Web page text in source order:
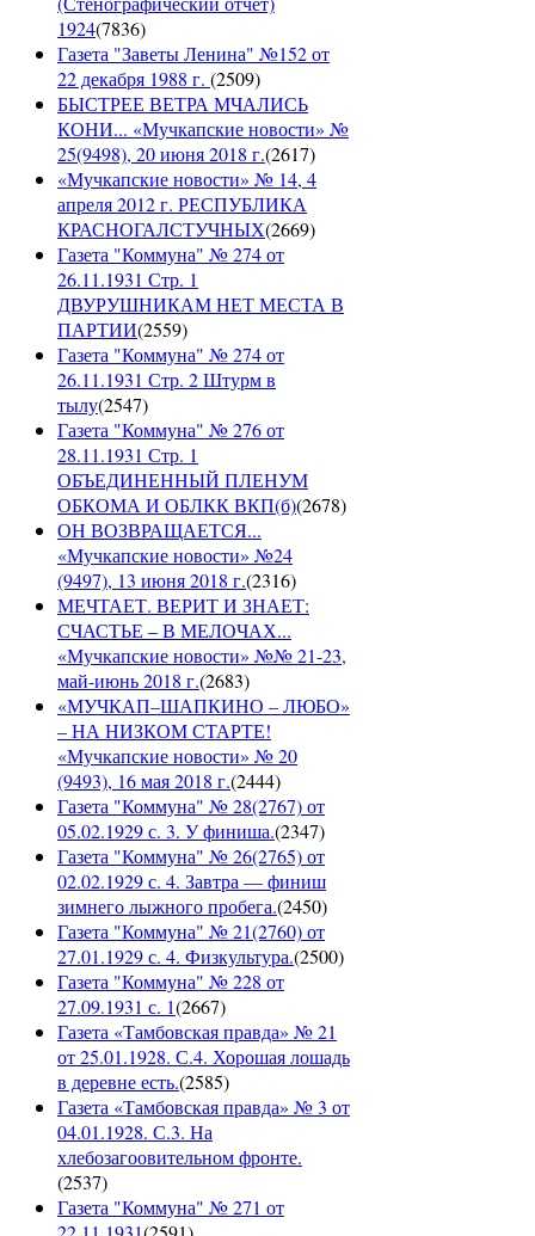
1924(7836)
Газета "Заветы Ленина" №152 от
22 декабря 1988 г. (2509)
БЫСТРЕЕ ВЕТРА МЧАЛИСЬ
КОНИ... «Мучкапские новости» №
25(9498), 20 июня 2018 г.(2617)
«Мучкапские новости» № 14, 4
апреля 2012 г. РЕСПУБЛИКА
КРАСНОГАЛСТУЧНЫХ(2669)
Газета "Коммуна" № 274 от
26.11.1931 Стр. 1
ДВУРУШНИКАМ НЕТ МЕСТА В
ПАРТИИ(2559)
Газета "Коммуна" № 274 от
26.11.1931 Стр. 2 Штурм в
тылу(2547)
Газета "Коммуна" № 276 от
28.11.1931 Стр. 1
ОБЪЕДИНЕННЫЙ ПЛЕНУМ
ОБКОМА И ОБЛКК ВКП(б)(2678)
ОН ВОЗВРАЩАЕТСЯ...
«Мучкапские новости» №24
(9497), 13 июня 2018 г.(2316)
МЕЧТАЕТ. ВЕРИТ И ЗНАЕТ:
СЧАСТЬЕ – В МЕЛОЧАХ...
«Мучкапские новости» №№ 21-23,
май-июнь 2018 г.(2683)
«МУЧКАП–ШАПКИНО – ЛЮБО»
– НА НИЗКОМ СТАРТЕ!
«Мучкапские новости» № 20
(9493), 16 мая 2018 г.(2444)
Газета "Коммуна" № 28(2767) от
05.02.1929 с. 3. У финиша.(2347)
Газета "Коммуна" № 26(2765) от
02.02.1929 с. 4. Завтра — финиш
зимнего лыжного пробега.(2450)
Газета "Коммуна" № 21(2760) от
27.01.1929 с. 4. Физкультура.(2500)
Газета "Коммуна" № 228 от
27.09.1931 с. 1(2667)
Газета «Тамбовская правда» № 21
от 25.01.1928. С.4. Хорошая лошадь
в деревне есть.(2585)
Газета «Тамбовская правда» № 3 от
04.01.1928. С.3. На
хлебозагоовительном фронте.
(2537)
Газета "Коммуна" № 271 от